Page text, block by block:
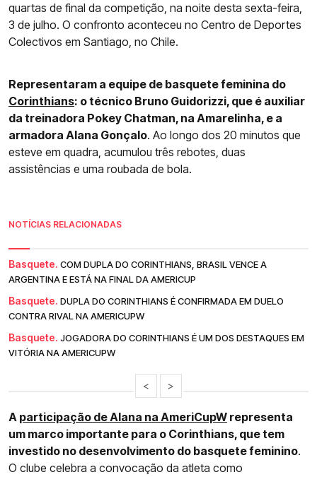
quartas de final da competição, na noite desta sexta-feira,
3 de julho. O confronto aconteceu no Centro de Deportes
Colectivos em Santiago, no Chile.
Representaram a equipe de basquete feminina do
Corinthians: o técnico Bruno Guidorizzi, que é auxiliar
da treinadora Pokey Chatman, na Amarelinha, e a
armadora Alana Gonçalo. Ao longo dos 20 minutos que
esteve em quadra, acumulou três rebotes, duas
assistências e uma roubada de bola.
NOTÍCIAS RELACIONADAS
Basquete. COM DUPLA DO CORINTHIANS, BRASIL VENCE A
ARGENTINA E ESTÁ NA FINAL DA AMERICUP
Basquete. DUPLA DO CORINTHIANS É CONFIRMADA EM DUELO
CONTRA RIVAL NA AMERICUPW
Basquete. JOGADORA DO CORINTHIANS É UM DOS DESTAQUES EM
VITÓRIA NA AMERICUPW
< >
A participação de Alana na AmeriCupW representa
um marco importante para o Corinthians, que tem
investido no desenvolvimento do basquete feminino.
O clube celebra a convocação da atleta como